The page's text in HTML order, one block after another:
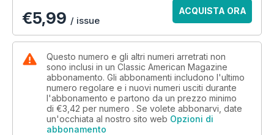
€5,99 / issue
ACQUISTA ORA
Questo numero e gli altri numeri arretrati non
sono inclusi in un Classic American Magazine
abbonamento. Gli abbonamenti includono l'ultimo
numero regolare e i nuovi numeri usciti durante
l'abbonamento e partono da un prezzo minimo
di €3,42 per numero . Se volete abbonarvi, date
un'occhiata al nostro sito web Opzioni di
abbonamento